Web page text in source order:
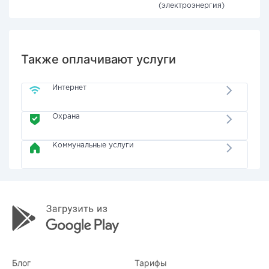
(электроэнергия)
Также оплачивают услуги
Интернет
Охрана
Коммунальные услуги
Блог Тарифы